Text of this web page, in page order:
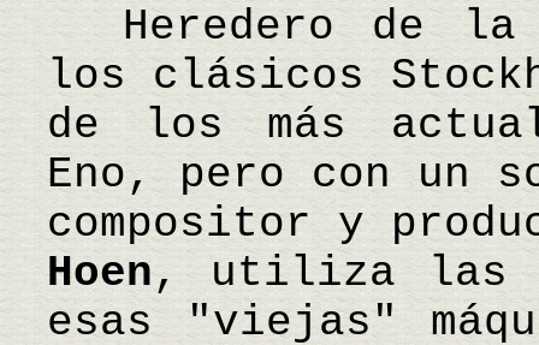
Heredero de la
los clásicos
de los más
Eno, pero con un
compositor y
Hoen, utiliza las
esas "viejas"